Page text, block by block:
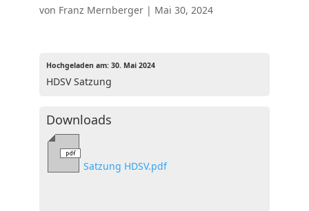
von Franz Mernberger| Mai 30, 2024
Hochgeladen am:30. Mai 2024
HDSV Satzung
Downloads
Satzung HDSV.pdf